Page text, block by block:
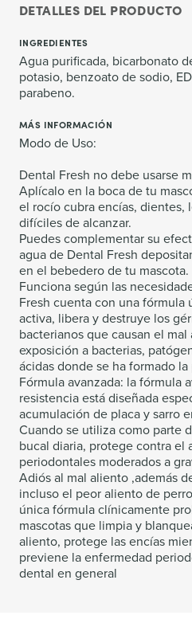
DETALLES DEL PRODUCTO
INGREDIENTES
Agua purificada, bicarbonato
potasio, benzoato de sodio,
parabeno.
MÁS INFORMACIÓN
Modo de Uso:
Dental Fresh no debe usarse
Aplícalo en la boca de tu
el rocío cubra encías, dientes,
difíciles de alcanzar.
Puedes complementar su
agua de Dental Fresh
en el bebedero de tu mascota.
Funciona según las
Fresh cuenta con una
activa, libera y destruye los
bacterianos que causan el
exposición a bacterias,
ácidas donde se ha formado la
Fórmula avanzada: la fórmula
resistencia está diseñada
acumulación de placa y sarro
Cuando se utiliza como parte
bucal diaria, protege contra el
periodontales moderados a
Adiós al mal aliento ,además
incluso el peor aliento de
única fórmula clínicamente
mascotas que limpia y
aliento, protege las encías
previene la enfermedad
dental en general